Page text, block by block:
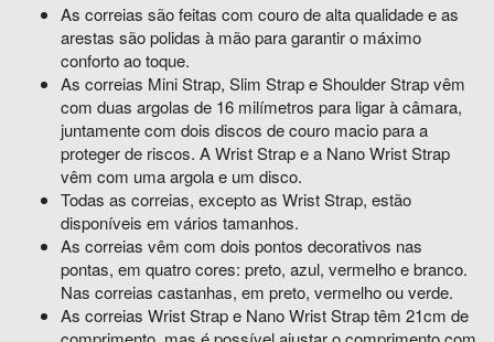
As correias são feitas com couro de alta qualidade e as
arestas são polidas à mão para garantir o máximo
conforto ao toque.
As correias Mini Strap, Slim Strap e Shoulder Strap vêm
com duas argolas de 16 milímetros para ligar à câmara,
juntamente com dois discos de couro macio para a
proteger de riscos. A Wrist Strap e a Nano Wrist Strap
vêm com uma argola e um disco.
Todas as correias, excepto as Wrist Strap, estão
disponíveis em vários tamanhos.
As correias vêm com dois pontos decorativos nas
pontas, em quatro cores: preto, azul, vermelho e branco.
Nas correias castanhas, em preto, vermelho ou verde.
As correias Wrist Strap e Nano Wrist Strap têm 21cm de